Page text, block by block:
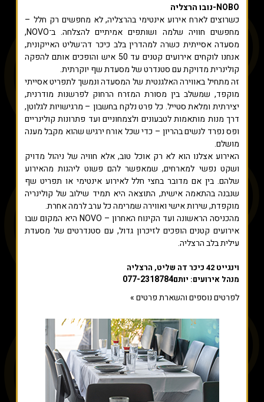
NOBO-נובו הרצליה
כשרוצים לארח אירוע אינטימי בהרצליה, לא מחפשים רק חלל –
מחפשים חוויה שלמה ושותפים אמיתיים להצלחה. ב־NOVO,
מסעדה אסייתית כשרה למהדרין בלב כיכר דה־שליט האייקונית,
אנחנו לוקחים אירועים קטנים עד 50 איש והופכים אותם להפקה
קולינרית מדויקת עם סטנדרט של מסעדת שף יוקרתית.
זה מתחיל באווירה האלגנטית של המסעדה ונמשך לתפריט אסייתי
מוקפד, שמשלב בין מסורת המזרח הרחוק לפרשנות מודרנית,
יצירתית ומלאת סטייל. כל פרט נלקח בחשבון – מרגישויות לגלוטן,
דרך מנות מותאמות לטבעונים ולצמחוניים ועד פתרונות קולינריים
ופס נפרד לנשים בהריון – כדי שכל אורח ירגיש שהוא מקבל מענה
מושלם.
האירוע אצלנו הוא לא רק אוכל טוב, אלא חוויה של ניהול מדויק
ושקט נפשי למארחים, שמאפשר להם פשוט ליהנות מהאירוע
שלהם. בין אם מדובר בחצי חלל לאירוע אינטימי או תפריט שף
שנבנה בהתאמה אישית, התוצאה היא תמיד שילוב של קולינריה
מוקפדת, שירות אישי ואווירה שמרימה כל ערב לרמה אחרת.
מהכניסה הראשונה ועד הקינוח האחרון – NOVO היא המקום שבו
אירועים קטנים הופכים לזיכרון גדול, עם סטנדרטים של מסעדת
עילית בלב הרצליה.
וינגייט 42 כיכר דה שליט, הרצליה
מנהל אירועים: יותם077-2318784
לפרטים נוספים והשארת פרטים »